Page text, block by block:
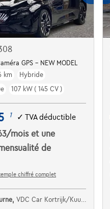
GPS - NEW MODEL
km
Hybride
107 kW ( 145 CV )
1 ✓TVA déductible
/moiset une
de
chiffré complet
VDC Car Kortrijk/Kuurne